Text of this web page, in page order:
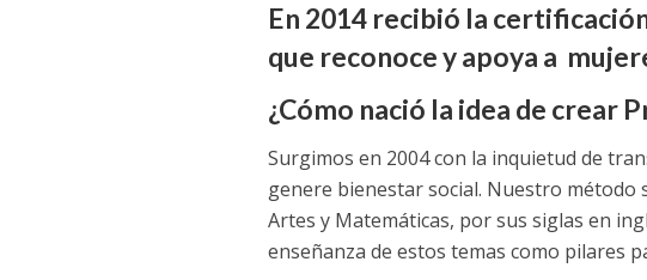
En 2014 recibió la
que reconoce y apoya a
¿Cómo nació la idea de crear
Surgimos en 2004 con la inquietud de
genere bienestar social. Nuestro método
Artes y Matemáticas, por sus siglas en
enseñanza de estos temas como pilares